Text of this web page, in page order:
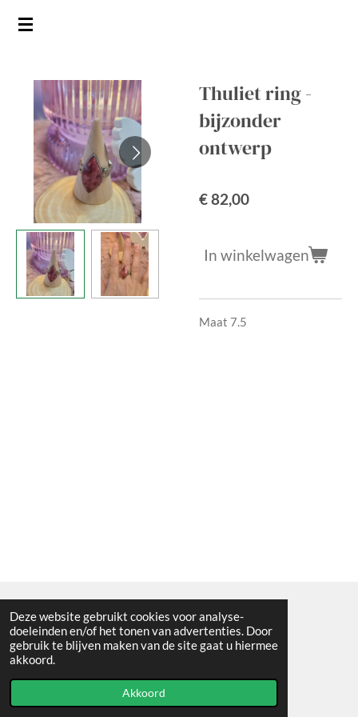
Deze website gebruikt cookies voor analyse-
doeleinden en/of het tonen van advertenties. Door
gebruik te blijven maken van de site gaat u hiermee
akkoord.
Akkoord
Ga
hoofdinhoud
Thuliet ring -
bijzonder
ontwerp
€ 82,00
In winkelwagen
Maat 7.5
Algemene voorwaarden
© 2021 - RC en mineralenshop Het vlinderpad